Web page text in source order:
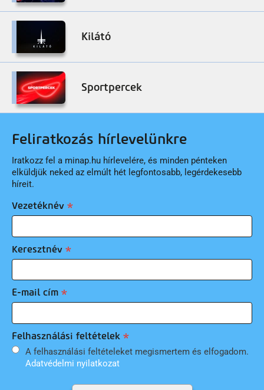
Kilátó
Sportpercek
Feliratkozás hírlevelünkre
Iratkozz fel a minap.hu hírlevelére, és minden pénteken
elküldjük neked az elmúlt hét legfontosabb, legérdekesebb
híreit.
Vezetéknév
Keresztnév
E-mail cím
Felhasználási feltételek
A felhasználási feltételeket megismertem és elfogadom.
Adatvédelmi nyilatkozat